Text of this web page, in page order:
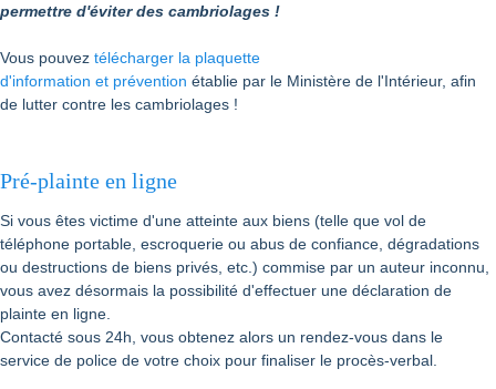
permettre d'éviter des cambriolages !
Vous pouvez télécharger la plaquette
d'information et prévention établie par le Ministère de l'Intérieur, afin
de lutter contre les cambriolages !
Pré-plainte en ligne
Si vous êtes victime d'une atteinte aux biens (telle que vol de
téléphone portable, escroquerie ou abus de confiance, dégradations
ou destructions de biens privés, etc.) commise par un auteur inconnu,
vous avez désormais la possibilité d'effectuer une déclaration de
plainte en ligne.
Contacté sous 24h, vous obtenez alors un rendez-vous dans le
service de police de votre choix pour finaliser le procès-verbal.